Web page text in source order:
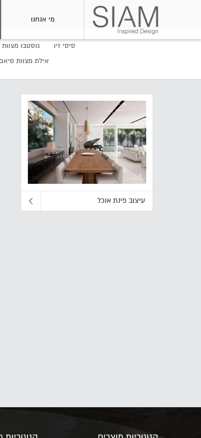
מי אנחנו
גוסטבו סיסי זיו
אילת מצוות
עיצוב פינת אוכל